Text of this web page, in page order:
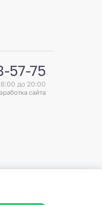
57-75
до 20:00
сайта